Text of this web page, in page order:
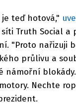
teď hotová,"
Truth Social a
"Proto nařizuji
průlivu a
námořní
Nechte